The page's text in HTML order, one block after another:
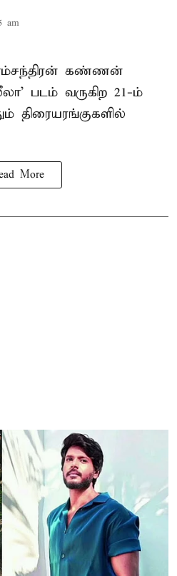
am
கண்ணன்
படம் வருகிற 21-ம்
திரையரங்குகளில்
More